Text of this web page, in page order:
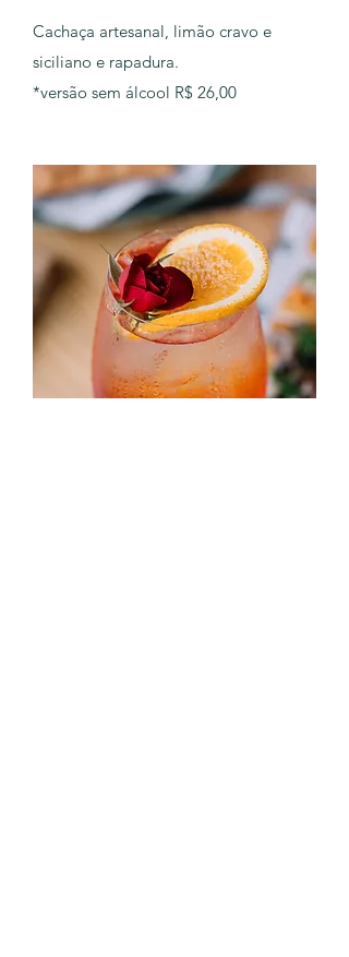
Cachaça artesanal, limão cravo e
siciliano e rapadura.
*versão sem álcool R$ 26,00